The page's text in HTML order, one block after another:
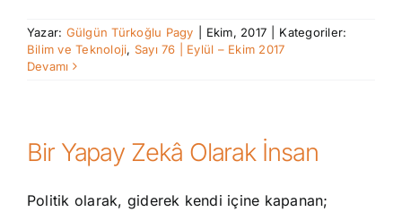
Yazar: Gülgün Türkoğlu Pagy Ekim, 2017
Kategoriler:
Bilim ve Teknoloji, Sayı 76 | Eylül – Ekim 2017
Devamı
Bir Yapay Zekâ Olarak İnsan
Politik olarak, giderek kendi içine kapanan;